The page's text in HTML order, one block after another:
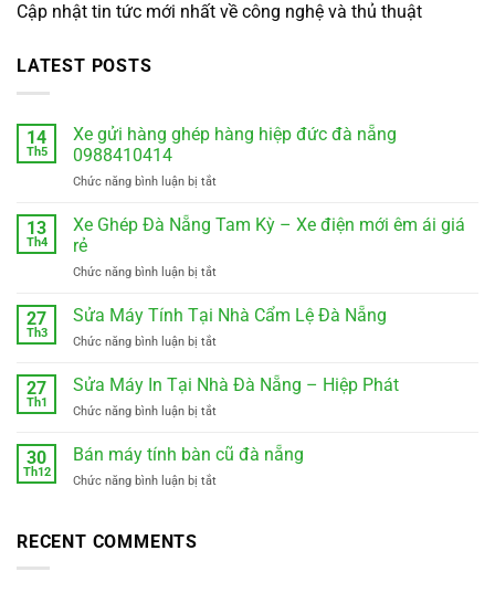
Cập nhật tin tức mới nhất về công nghệ và thủ thuật
LATEST POSTS
14
Th5
Xe gửi hàng ghép hàng hiệp đức đà nẵng
0988410414
Chức năng bình luận bị tắtở
gửi
hàng
đức
nẵng
13
Th4
Xe Ghép Đà Nẵng Tam Kỳ – Xe điện mới êm ái giá
rẻ
Chức năng bình luận bị tắtở
Ghép
Nẵng
Kỳ
mới
êm
27
Th3
Sửa Máy Tính Tại Nhà Cẩm Lệ Đà Nẵng
Chức năng bình luận bị tắtở
Máy
Tại
Cẩm
27
Th1
Sửa Máy In Tại Nhà Đà Nẵng – Hiệp Phát
Chức năng bình luận bị tắtở
Máy
Tại
30
Th12
Bán máy tính bàn cũ đà nẵng
Chức năng bình luận bị tắtở
RECENT COMMENTS